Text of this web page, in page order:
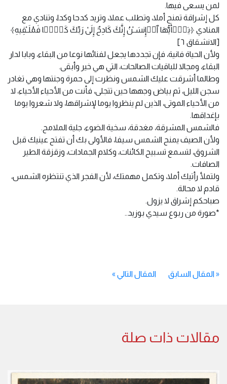
لمن يسعى فيها.
كل إشراقة تمنح أملا، وتطلب عملا، وتريد كدحا وكدا، وتنادي مع
المنادي ﴿یَـٰۤأَیُّهَا ٱلۡإِنسَـٰنُ إِنَّكَ كَادِحٌ إِلَىٰ رَبِّكَ كَدۡحࣰا فَمُلَـٰقِیهِ﴾
[الانشقاق ٦]
ولأن الحياة فانية، فإن تجددها يجعل لفنائها نوعا من البقاء، وبابا لدار
البقاء، ومجالا للباقيات الصالحات، التي هي خير وأبقى.
وطالما أشرقت عليك الشمس ونظرت إلى حمرة وجنتها وهي تغادر
سجن الليل، ثم بياض وجهها حين تتجلى، فأنت من الأحياء الأحياء، لا
من الأحياء الموتى، الذين لم ينظروا يوما لإشراقها، ولا شعروا يوما
بإغداقها.
فالشمس المشرقة، مغدقة، سخية الضوء، جلية الملامح.
ولأن الصيف يمنح الشمس سيفا، فالأولى بك أن تفتح عينيك قبل
الشروق، لتسمع تسبيح الكائنات، وكلام الجمادات، وزقزقة الطير
الصافات.
ولتملأ رأتيك أملا، وتكمل مهمتك، لأن الفجر الذي تنتظره الشمس،
قادم لا محالة.
صباحكم إشراق لا يزول.
*صورة من ربوع سيدي بوزيد..
«المقال السابق المقال التالي »
مقالات ذات صلة